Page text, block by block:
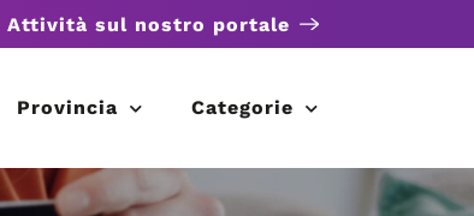
Attività sul nostro portale
Provincia Categorie